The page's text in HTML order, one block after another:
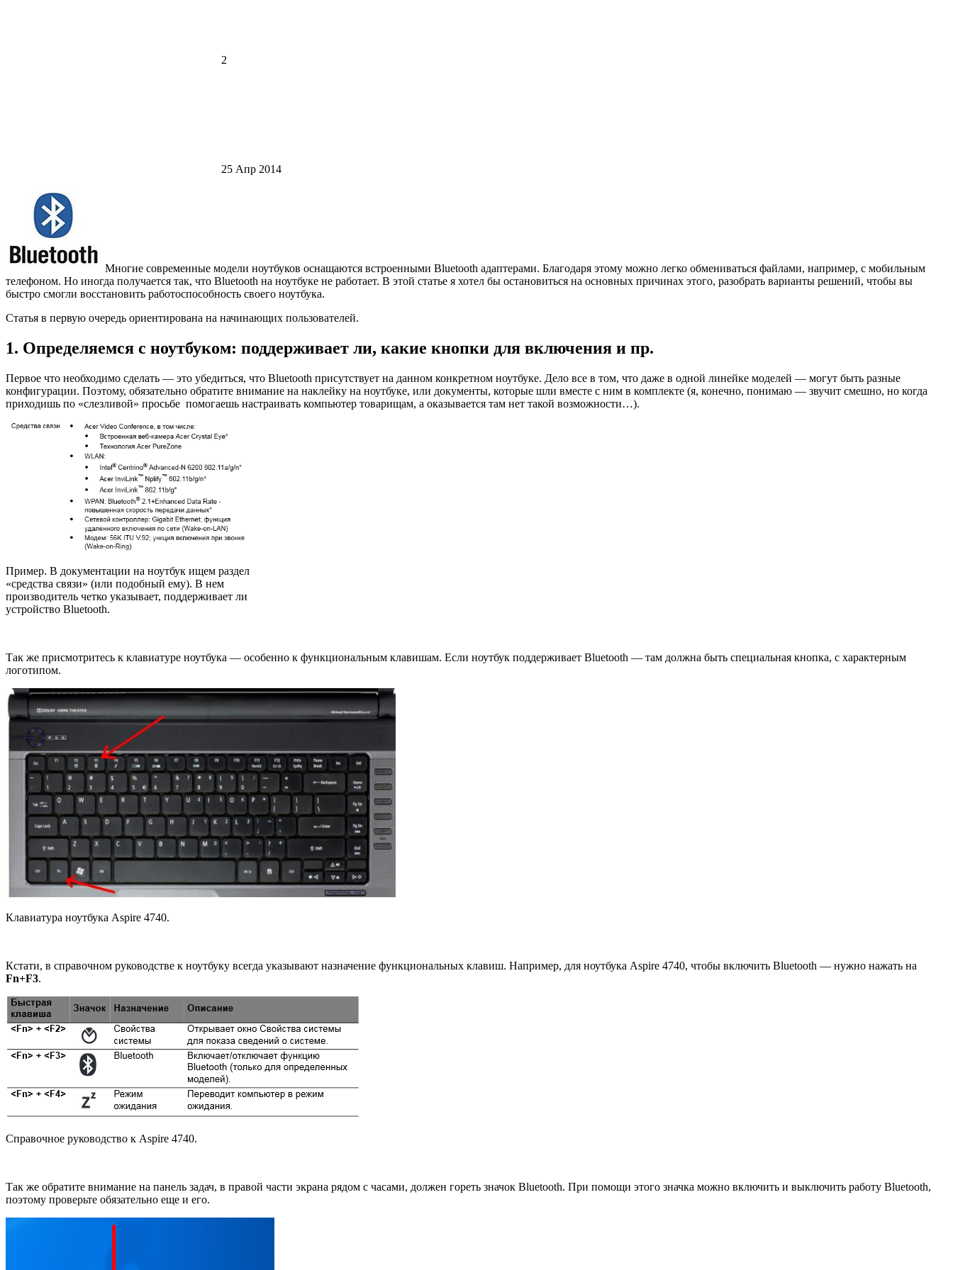
2
25 Апр 2014
Многие современные модели ноутбуков оснащаются встроенными Bluetooth адаптерами. Благодаря этому можно легко обмениваться файлами, например, с мобильным
телефоном. Но иногда получается так, что Bluetooth на ноутбуке не работает. В этой статье я хотел бы остановиться на основных причинах этого, разобрать варианты решений, чтобы вы
быстро смогли восстановить работоспособность своего ноутбука.
Статья в первую очередь ориентирована на начинающих пользователей.
1. Определяемся с ноутбуком: поддерживает ли, какие кнопки для включения и пр.
Первое что необходимо сделать — это убедиться, что Bluetooth присутствует на данном конкретном ноутбуке. Дело все в том, что даже в одной линейке моделей — могут быть разные
конфигурации. Поэтому, обязательно обратите внимание на наклейку на ноутбуке, или документы, которые шли вместе с ним в комплекте (я, конечно, понимаю — звучит смешно, но когда
приходишь по «слезливой» просьбе помогаешь настраивать компьютер товарищам, а оказывается там нет такой возможности…).
Пример. В документации на ноутбук ищем раздел
«средства связи» (или подобный ему). В нем
производитель четко указывает, поддерживает ли
устройство Bluetooth.
Так же присмотритесь к клавиатуре ноутбука — особенно к функциональным клавишам. Если ноутбук поддерживает Bluetooth — там должна быть специальная кнопка, с характерным
логотипом.
Клавиатура ноутбука Aspire 4740.
Кстати, в справочном руководстве к ноутбуку всегда указывают назначение функциональных клавиш. Например, для ноутбука Aspire 4740, чтобы включить Bluetooth — нужно нажать на
Fn+F3.
Справочное руководство к Aspire 4740.
Так же обратите внимание на панель задач, в правой части экрана рядом с часами, должен гореть значок Bluetooth. При помощи этого значка можно включить и выключить работу Bluetooth,
поэтому проверьте обязательно еще и его.